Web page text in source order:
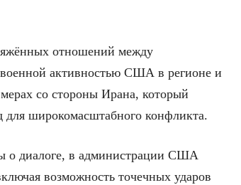
отношений между
активностью США в регионе и
со стороны Ирана, который
для широкомасштабного конфликта.
о диалоге, в администрации США
возможность точечных ударов